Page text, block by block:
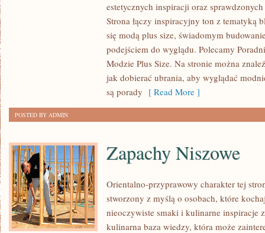
estetycznych inspiracji oraz
Strona łączy inspiracyjny ton z tematyką
się modą plus size, świadomym
podejściem do wyglądu. Polecamy
Modzie Plus Size. Na stronie można
jak dobierać ubrania, aby wyglądać
są porady [ Read More ]
POSTED BY ADMIN
Zapachy Niszowe
Orientalno-przyprawowy charakter tej
stworzony z myślą o osobach, które
nieoczywiste smaki i kulinarne inspiracje
kulinarna baza wiedzy, która może